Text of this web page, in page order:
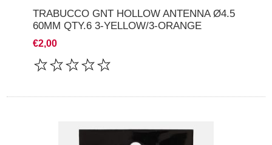
TRABUCCO GNT HOLLOW ANTENNA Ø4.5
60MM QTY.6 3-YELLOW/3-ORANGE
€2,00